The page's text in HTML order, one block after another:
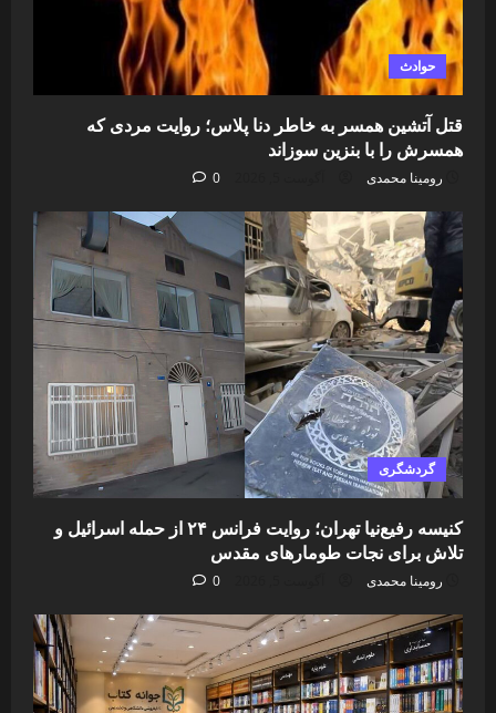
حوادث
قتل آتشین همسر به خاطر دنا پلاس؛ روایت مردی که
همسرش را با بنزین سوزاند
رومینا محمدی 0
گردشگری
کنیسه رفیع‌نیا تهران؛ روایت فرانس ۲۴ از حمله اسرائیل و
تلاش برای نجات طومارهای مقدس
رومینا محمدی 0